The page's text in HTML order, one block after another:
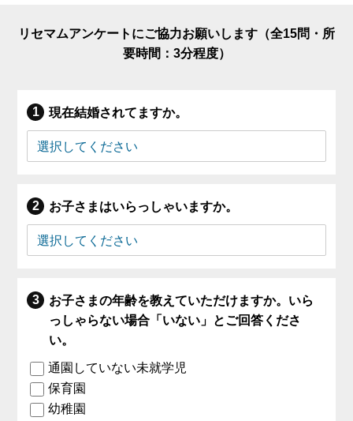
リセマムアンケートにご協力お願いします（全15問・所
要時間：3分程度）
現在結婚されてますか。
お子さまはいらっしゃいますか。
お子さまの年齢を教えていただけますか。いら
っしゃらない場合「いない」とご回答くださ
い。
通園していない未就学児
保育園
幼稚園